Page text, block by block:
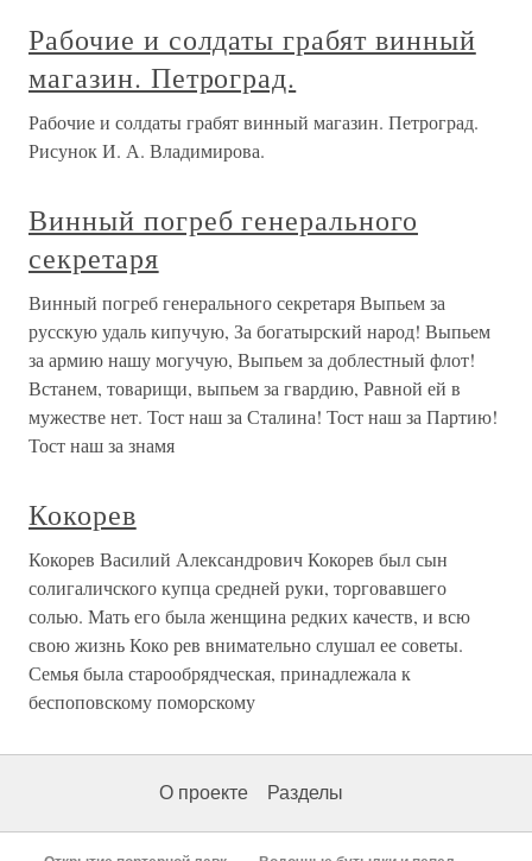
Рабочие и солдаты грабят винный
магазин. Петроград.
Рабочие и солдаты грабят винный магазин. Петроград.
Рисунок И. А. Владимирова.
Винный погреб генерального
секретаря
Винный погреб генерального секретаря Выпьем за
русскую удаль кипучую, За богатырский народ! Выпьем
за армию нашу могучую, Выпьем за доблестный флот!
Встанем, товарищи, выпьем за гвардию, Равной ей в
мужестве нет. Тост наш за Сталина! Тост наш за Партию!
Тост наш за знамя
Кокорев
Кокорев Василий Александрович Кокорев был сын
солигаличского купца средней руки, торговавшего
солью. Мать его была женщина редких качеств, и всю
свою жизнь Коко рев внимательно слушал ее советы.
Семья была старообрядческая, принадлежала к
беспоповскому поморскому
О проекте Разделы